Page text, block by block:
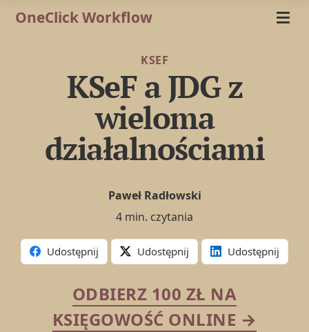
OneClick Workflow
KSEF
KSeF a JDG z
wieloma
działalnościami
Paweł Radłowski
4 min. czytania
Udostępnij Udostępnij Udostępnij
ODBIERZ 100 ZŁ NA
KSIĘGOWOŚĆ ONLINE →